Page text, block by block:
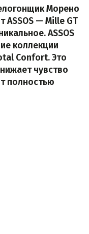
Морено
— Mille GT
ASSOS
коллекции
Confort. Это
чувство
полностью